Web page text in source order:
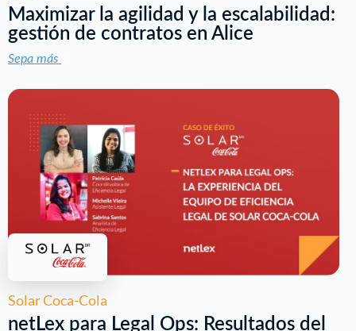
Maximizar la agilidad y la escalabilidad:
gestión de contratos en Alice
Sepa más
Solar Coca-Cola
netLex para Legal Ops: Resultados del